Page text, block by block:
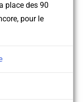
place des 90
pour le